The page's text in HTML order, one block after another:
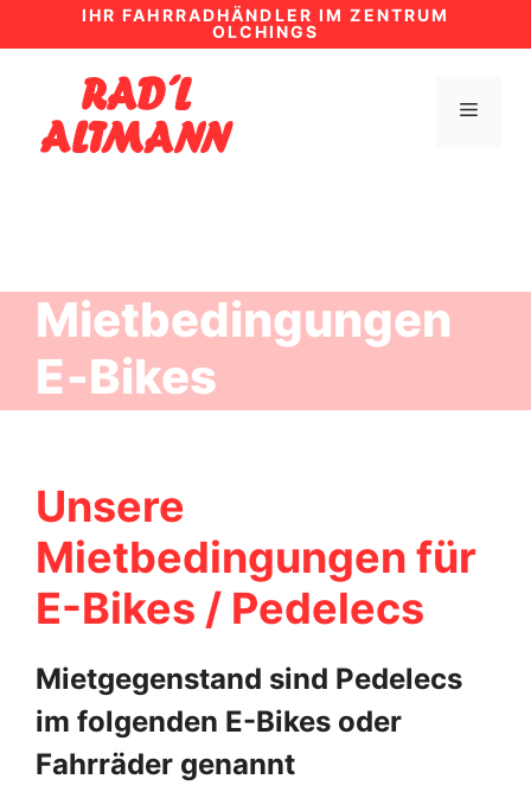
Inhalt
IHR FAHRRADHÄNDLER IM ZENTRUM
OLCHINGS
MENÜ
Mietbedingungen
E‑Bikes
Unsere
Mietbedingungen für
E-Bikes / Pedelecs
Mietgegenstand sind Pedelecs
im folgenden E-Bikes oder
Fahrräder genannt